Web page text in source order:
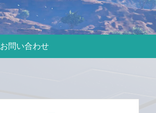
お問い合わせ